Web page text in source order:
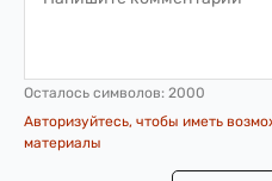
Осталось символов: 2000
Авторизуйтесь, чтобы иметь
материалы